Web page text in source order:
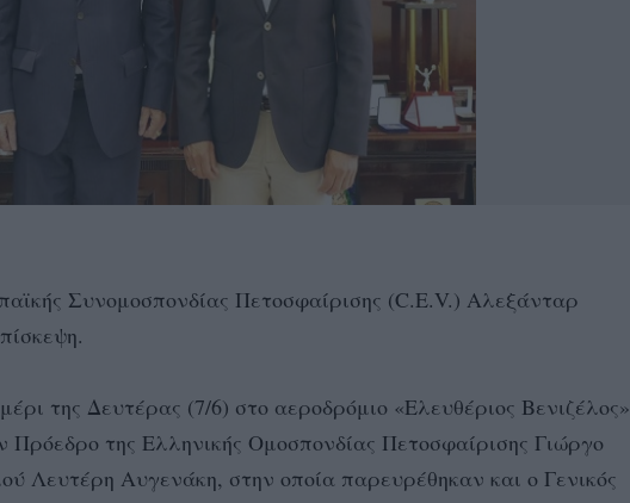
Συνομοσπονδίας Πετοσφαίρισης (C.E.V.) Αλεξάνταρ
της Δευτέρας (7/6) στο αεροδρόμιο «Ελευθέριος Βενιζέλος»
της Ελληνικής Ομοσπονδίας Πετοσφαίρισης Γιώργο
Λευτέρη Αυγενάκη, στην οποία παρευρέθηκαν και ο Γενικός